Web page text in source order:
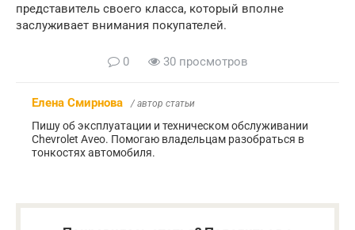
представитель своего класса, который вполне
заслуживает внимания покупателей.
0 30 просмотров
Елена Смирнова / автор статьи
Пишу об эксплуатации и техническом обслуживании
Chevrolet Aveo. Помогаю владельцам разобраться в
тонкостях автомобиля.